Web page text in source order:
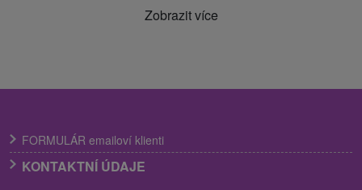
Zobrazit více
FORMULÁR emailoví klienti
KONTAKTNÍ ÚDAJE